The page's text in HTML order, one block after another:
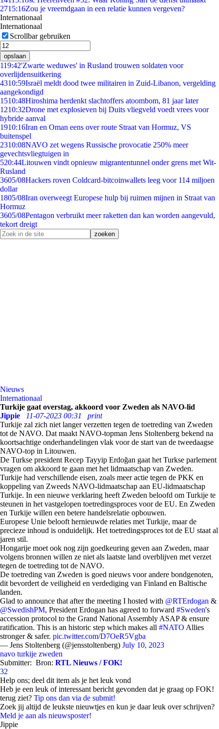
2715:16Zou je vreemdgaan in een relatie kunnen vergeven?
Internationaal
Internationaal
Scrollbar gebruiken
opslaan
119:42'Zwarte weduwes' in Rusland trouwen soldaten voor
overlijdensuitkering
4310:59Israël meldt dood twee militairen in Zuid-Libanon, vergelding
aangekondigd
1510:48Hiroshima herdenkt slachtoffers atoombom, 81 jaar later
1210:32Drone met explosieven bij Duits vliegveld voedt vrees voor
hybride aanval
1910:16Iran en Oman eens over route Straat van Hormuz, VS
buitenspel
2310:08NAVO zet wegens Russische provocatie 250% meer
gevechtsvliegtuigen in
520:44Litouwen vindt opnieuw migrantentunnel onder grens met Wit-
Rusland
3605/08Hackers roven Coldcard-bitcoinwallets leeg voor 114 miljoen
dollar
1805/08Iran overweegt Europese hulp bij ruimen mijnen in Straat van
Hormuz
3605/08Pentagon verbruikt meer raketten dan kan worden aangevuld,
tekort dreigt
Nieuws
Internationaal
Turkije gaat overstag, akkoord voor Zweden als NAVO-lid
Jippie
11-07-2023 00:31
print
Turkije zal zich niet langer verzetten tegen de toetreding van Zweden
tot de NAVO. Dat maakt NAVO-topman Jens Stoltenberg bekend na
koortsachtige onderhandelingen vlak voor de start van de tweedaagse
NAVO-top in Litouwen.
De Turkse president Recep Tayyip Erdoğan gaat het Turkse parlement
vragen om akkoord te gaan met het lidmaatschap van Zweden.
Turkije had verschillende eisen, zoals meer actie tegen de PKK en
koppeling van Zweeds NAVO-lidmaatschap aan EU-lidmaatschap
Turkije. In een nieuwe verklaring heeft Zweden beloofd om Turkije te
steunen in het vastgelopen toetredingsproces voor de EU. En Zweden
en Turkije willen een betere handelsrelatie opbouwen.
Europese Unie belooft hernieuwde relaties met Turkije, maar de
precieze inhoud is onduidelijk. Het toetredingsproces tot de EU staat al
jaren stil.
Hongarije moet ook nog zijn goedkeuring geven aan Zweden, maar
volgens bronnen willen ze niet als laatste land overblijven met verzet
tegen de toetreding tot de NAVO.
De toetreding van Zweden is goed nieuws voor andere bondgenoten,
dit bevordert de veiligheid en verdediging van Finland en Baltische
landen.
Glad to announce that after the meeting I hosted with @RTErdogan &
@SwedishPM, President Erdogan has agreed to forward #Sweden's
accession protocol to the Grand National Assembly ASAP & ensure
ratification. This is an historic step which makes all #NATO Allies
stronger & safer. pic.twitter.com/D7OeR5Vgba
— Jens Stoltenberg (@jensstoltenberg) July 10, 2023
navo turkije zweden
Submitter: Bron: RTL Nieuws / FOK!
32
Help ons; deel dit item als je het leuk vond
Heb je een leuk of interessant bericht gevonden dat je graag op FOK!
terug ziet? Tip ons dan via de submit!
Zoek jij altijd de leukste nieuwtjes en kun je daar leuk over schrijven?
Meld je aan als nieuwsposter!
Jippie